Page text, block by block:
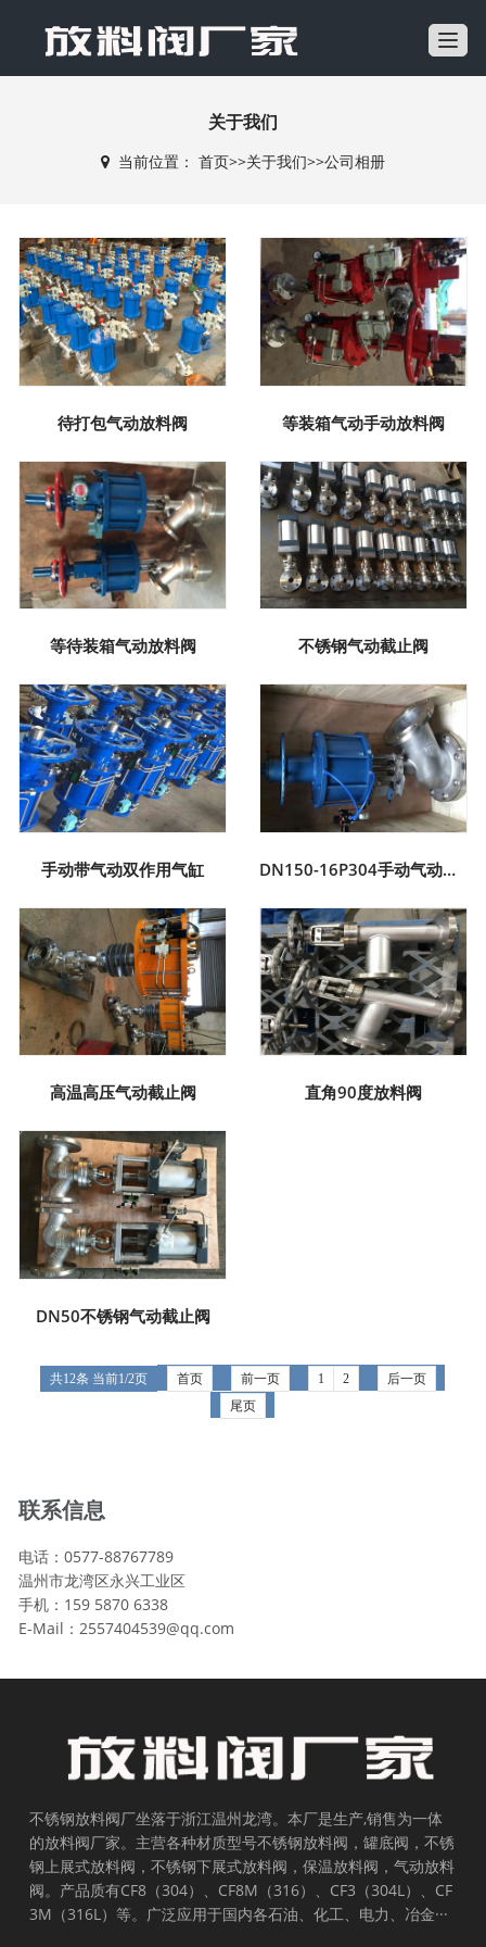
T
v
i
g
a
t
i
n
关于我们
当前位置： 首页>>关于我们>>公司相册
待打包气动放料阀 等装箱气动手动放料阀
等待装箱气动放料阀 不锈钢气动截止阀
手动带气动双作用气缸 DN150-16P304手动气动双作用304放料阀
高温高压气动截止阀 直角90度放料阀
DN50不锈钢气动截止阀
共12条 当前1/2页 首页 前一页 1 2
后一页
尾页
联系信息
电话：0577-88767789
温州市龙湾区永兴工业区
手机：159 5870 6338
E-Mail：2557404539@qq.com
不锈钢放料阀厂坐落于浙江温州龙湾。本厂是生产,销售为一体
的放料阀厂家。主营各种材质型号不锈钢放料阀，罐底阀，不锈
钢上展式放料阀，不锈钢下展式放料阀，保温放料阀，气动放料
阀。产品质有CF8（304）、CF8M（316）、CF3（304L）、CF
3M（316L）等。广泛应用于国内各石油、化工、电力、冶金···